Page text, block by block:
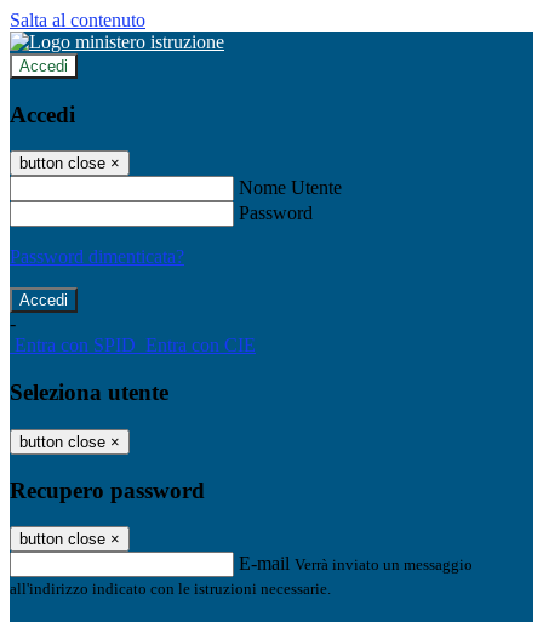
Salta al contenuto
Accedi
Accedi
button close ×
Nome Utente
Password
Password dimenticata?
-
Entra con SPID Entra con CIE
Seleziona utente
button close ×
Recupero password
button close ×
E-mail Verrà inviato un messaggio
all'indirizzo indicato con le istruzioni necessarie.